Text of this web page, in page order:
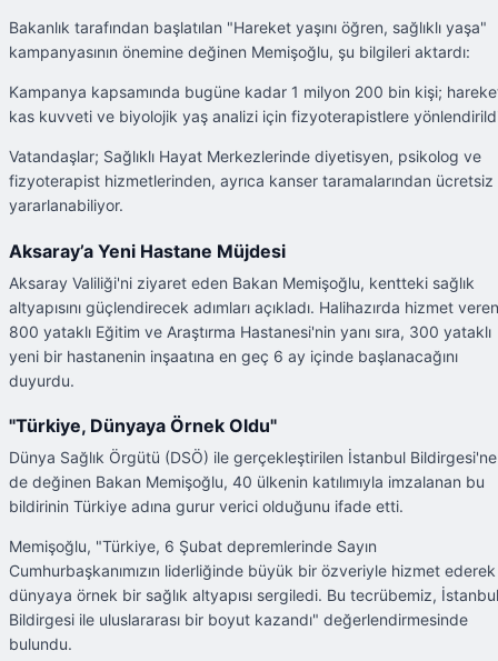
Bakanlık tarafından başlatılan "Hareket yaşını öğren, sağlıklı yaşa"
kampanyasının önemine değinen Memişoğlu, şu bilgileri aktardı:
Kampanya kapsamında bugüne kadar 1 milyon 200 bin kişi;
kas kuvveti ve biyolojik yaş analizi için fizyoterapistlere
Vatandaşlar; Sağlıklı Hayat Merkezlerinde diyetisyen, psikolog ve
fizyoterapist hizmetlerinden, ayrıca kanser taramalarından ücretsiz
yararlanabiliyor.
Aksaray’a Yeni Hastane Müjdesi
Aksaray Valiliği'ni ziyaret eden Bakan Memişoğlu, kentteki sağlık
altyapısını güçlendirecek adımları açıkladı. Halihazırda hizmet veren
800 yataklı Eğitim ve Araştırma Hastanesi'nin yanı sıra, 300 yataklı
yeni bir hastanenin inşaatına en geç 6 ay içinde başlanacağını
duyurdu.
"Türkiye, Dünyaya Örnek Oldu"
Dünya Sağlık Örgütü (DSÖ) ile gerçekleştirilen İstanbul Bildirgesi'ne
de değinen Bakan Memişoğlu, 40 ülkenin katılımıyla imzalanan bu
bildirinin Türkiye adına gurur verici olduğunu ifade etti.
Memişoğlu, "Türkiye, 6 Şubat depremlerinde Sayın
Cumhurbaşkanımızın liderliğinde büyük bir özveriyle hizmet ederek
dünyaya örnek bir sağlık altyapısı sergiledi. Bu tecrübemiz, İstanbul
Bildirgesi ile uluslararası bir boyut kazandı" değerlendirmesinde
bulundu.